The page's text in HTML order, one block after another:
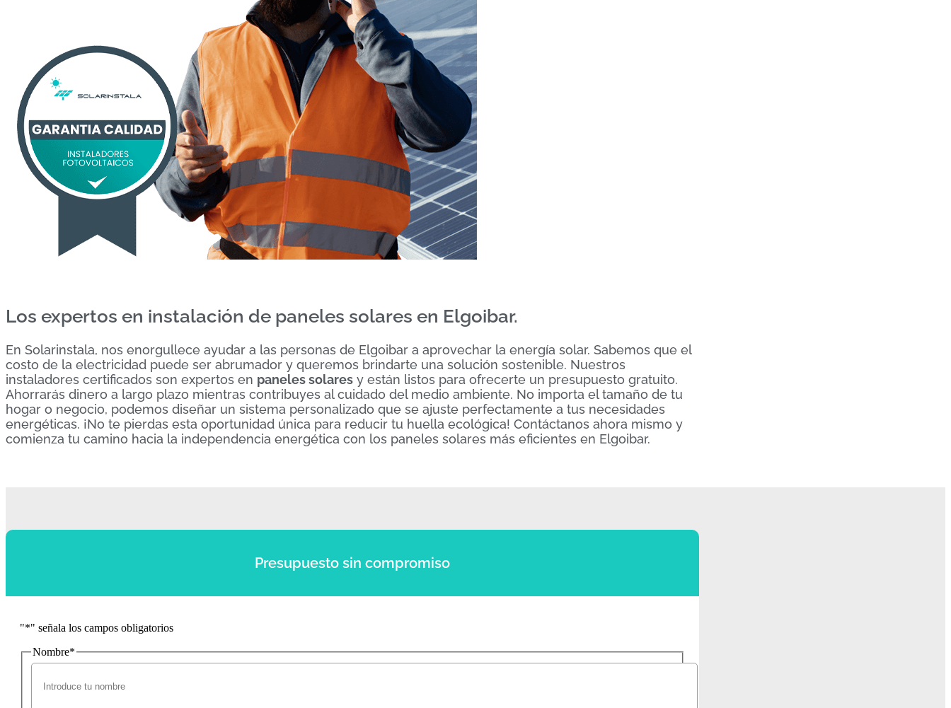
Los expertos en instalación de paneles solares en Elgoibar.
En Solarinstala, nos enorgullece ayudar a las personas de Elgoibar a aprovechar la energía solar. Sabemos que el
costo de la electricidad puede ser abrumador y queremos brindarte una solución sostenible. Nuestros
instaladores certificados son expertos en paneles solares y están listos para ofrecerte un presupuesto gratuito.
Ahorrarás dinero a largo plazo mientras contribuyes al cuidado del medio ambiente. No importa el tamaño de tu
hogar o negocio, podemos diseñar un sistema personalizado que se ajuste perfectamente a tus necesidades
energéticas. ¡No te pierdas esta oportunidad única para reducir tu huella ecológica! Contáctanos ahora mismo y
comienza tu camino hacia la independencia energética con los paneles solares más eficientes en Elgoibar.
Presupuesto sin compromiso
"*" señala los campos obligatorios
Nombre*